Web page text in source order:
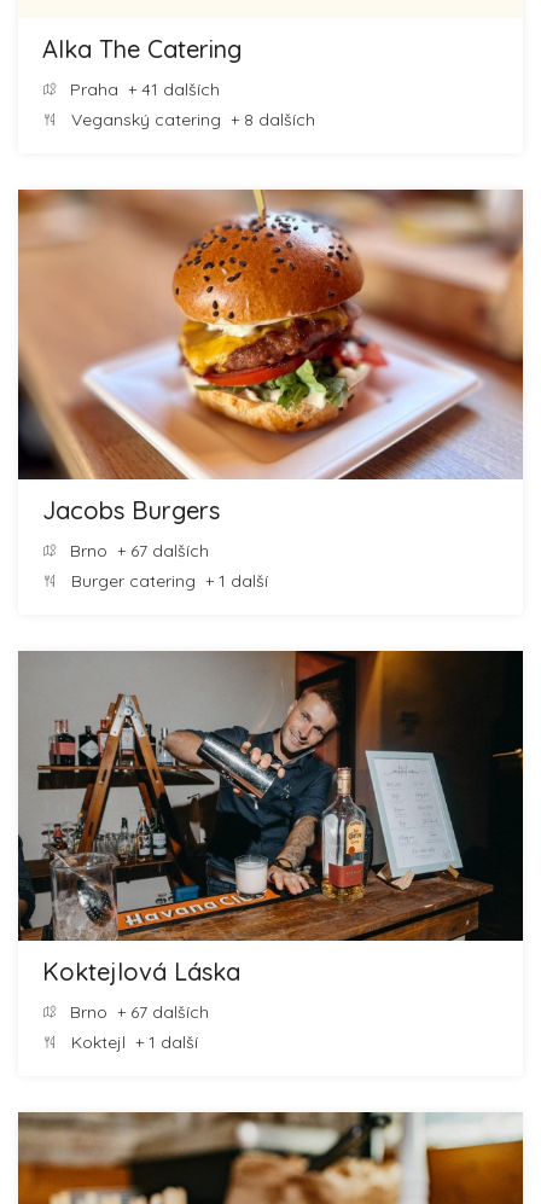
Alka The Catering
Praha + 41 dalších
Veganský catering + 8 dalších
Jacobs Burgers
Brno + 67 dalších
Burger catering + 1 další
Koktejlová Láska
Brno + 67 dalších
Koktejl + 1 další